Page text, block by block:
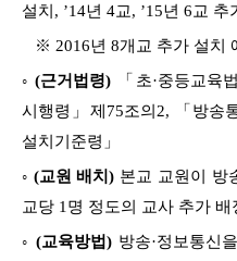
설치, ’14년 4교, ’15년 6교
※ 2016년 8개교 추가 설치
◦ (근거법령)
「초·중등교육
시행령」제75조의2, 「방송
설치기준령」
◦ (교원 배치) 본교 교원이 방
교당 1명 정도의 교사 추가 배
◦ (교육방법) 방송·정보통신